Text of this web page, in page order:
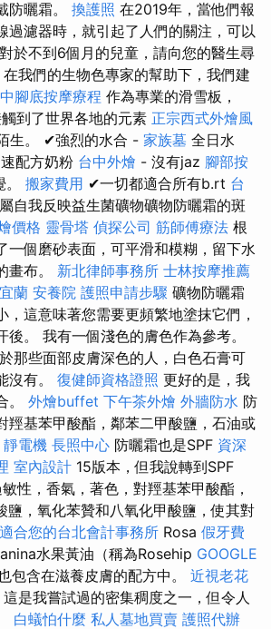
防曬霜。 換護照 在2019年，當他們報
過濾器時，就引起了人們的關注，可以
於不到6個月的兒童，請向您的醫生尋
在我們的生物色專家的幫助下，我們建
腳底按摩療程 作為專業的滑雪板，
到了世界各地的元素 正宗西式外燴風
生。 ✔強烈的水合 - 家族墓 全日水
配方奶粉 台中外燴 - 沒有jaz 腳部按
搬家費用 ✔一切都適合所有b.rt 台
自我反映益生菌礦物礦物防曬霜的斑
價格 靈骨塔 偵探公司 筋師傅療法 根
一個磨砂表面，可平滑和模糊，留下水
畫布。 新北律師事務所 士林按摩推薦
蘭 安養院 護照申請步驟 礦物防曬霜
，這意味著您需要更頻繁地塗抹它們，
後。 我有一個淺色的膚色作為參考。
那些面部皮膚深色的人，白色石膏可
沒有。 復健師資格證照 更好的是，我
。 外燴buffet 下午茶外燴 外牆防水 防
羥基苯甲酸酯，鄰苯二甲酸鹽，石油或
靜電機 長照中心 防曬霜也是SPF 資深
室內設計 15版本，但我說轉到SPF
性，香氣，著色，對羥基苯甲酸酯，
鹽，氧化苯贊和八氧化甲酸鹽，使其對
適合您的台北會計事務所 Rosa 假牙費
水果黃油（稱為Rosehip GOOGLE
包含在滋養皮膚的配方中。 近視老花
這是我嘗試過的密集稠度之一，但令人
白蟻怕什麼 私人墓地買賣 護照代辦